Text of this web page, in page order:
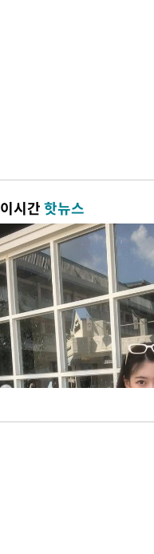
이시간핫뉴스